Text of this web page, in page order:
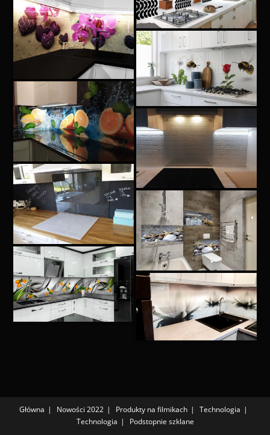
Główna Nowości 2022 Produkty na filmikach
Technologia
Technologia
Podstopnie szklane